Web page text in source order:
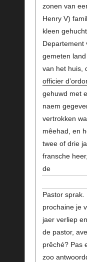
zonen van
Henry V)
kleen
Departement
gemeten
van het huis,
officier
gehuwd met
naem
vertrokken
mêehad, en
twee of drie
fransche
de
Pastor sprak.
prochaine je
jaer verliep
de pastor,
prêché? Pas
zoo